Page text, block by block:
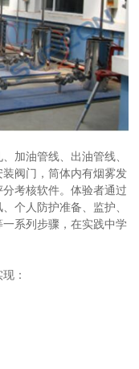
加油管线、出油管线、
阀门，筒体内有烟雾发
考核软件。体验者通过
个人防护准备、监护、
系列步骤，在实践中学
：